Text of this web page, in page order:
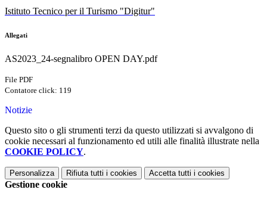
Istituto Tecnico per il Turismo "Digitur"
Allegati
AS2023_24-segnalibro OPEN DAY.pdf
File PDF
Contatore click: 119
Notizie
Questo sito o gli strumenti terzi da questo utilizzati si avvalgono di
cookie necessari al funzionamento ed utili alle finalità illustrate nella
COOKIE POLICY.
Personalizza Rifiuta tutti i cookies Accetta tutti i cookies
Gestione cookie